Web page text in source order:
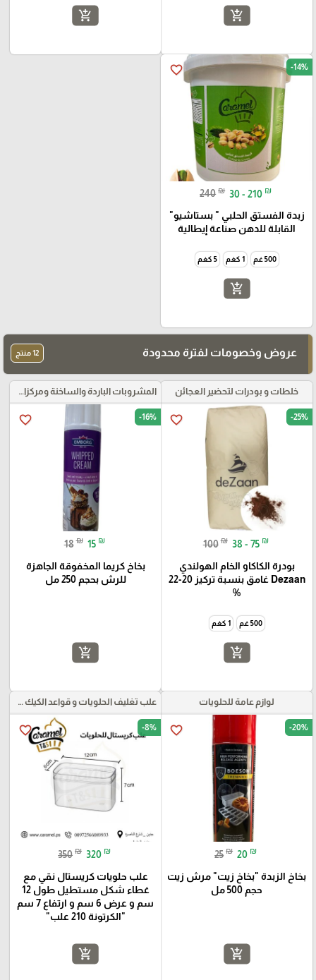
add_shopping_cart
add_shopping_cart
favorite_border -14%
240 ₪ 30 - 210 ₪
زبدة الفستق الحلبي " بستاشيو"
القابلة للدهن صناعة إيطالية
500 غم 1 كغم 5 كغم
add_shopping_cart
عروض وخصومات لفترة محدودة 12 منتج
خلطات و بودرات لتحضير العجائن
favorite_border -25%
100 ₪ 38 - 75 ₪
بودرة الكاكاو الخام الهولندي
Dezaan غامق بنسبة تركيز 20-22
%
500 غم 1 كغم
add_shopping_cart
المشروبات الباردة والساخنة ومركزات الموهيتو
favorite_border -16%
18 ₪ 15 ₪
بخاخ كريما المخفوقة الجاهزة
للرش بحجم 250 مل
add_shopping_cart
لوازم عامة للحلويات
favorite_border -20%
25 ₪ 20 ₪
بخاخ الزبدة "بخاخ زيت" مرش زيت
حجم 500 مل
add_shopping_cart
علب تغليف الحلويات و قواعد الكيك و علب بلاستيكية بأنواعها
favorite_border -8%
350 ₪ 320 ₪
علب حلويات كريستال نقي مع
غطاء شكل مستطيل طول 12
سم و عرض 6 سم و ارتفاع 7 سم
"الكرتونة 210 علب"
add_shopping_cart